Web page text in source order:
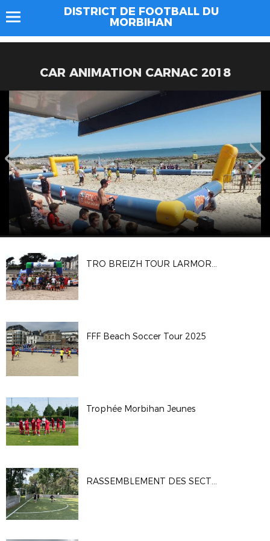
DISTRICT DE FOOTBALL DU
MORBIHAN
CAR ANIMATION CARNAC 2018
TRO BREIZH TOUR LARMOR PLAGE 2025
FFF Beach Soccer Tour 2025
Trophée Morbihan Jeunes
RASSEMBLEMENT DES SECTIONS FOOT